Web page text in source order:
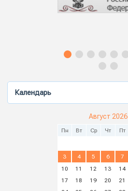
Календарь
Август 2026
Пн Вт Ср Чт Пт
3
4 5 6 7
10
11 12 13 14
17
18 19 20 21